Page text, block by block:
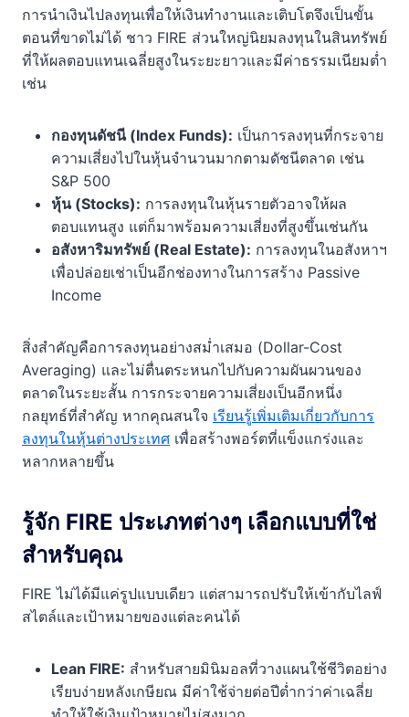
การนำเงินไปลงทุนเพื่อให้เงินทำงานและเติบโตจึงเป็นขั้น
ตอนที่ขาดไม่ได้ ชาว FIRE ส่วนใหญ่นิยมลงทุนในสินทรัพย์
ที่ให้ผลตอบแทนเฉลี่ยสูงในระยะยาวและมีค่าธรรมเนียมต่ำ
เช่น
กองทุนดัชนี (Index Funds): เป็นการลงทุนที่กระจาย
ความเสี่ยงไปในหุ้นจำนวนมากตามดัชนีตลาด เช่น
S&P 500
หุ้น (Stocks): การลงทุนในหุ้นรายตัวอาจให้ผล
ตอบแทนสูง แต่ก็มาพร้อมความเสี่ยงที่สูงขึ้นเช่นกัน
อสังหาริมทรัพย์ (Real Estate): การลงทุนในอสังหาฯ
เพื่อปล่อยเช่าเป็นอีกช่องทางในการสร้าง Passive
Income
สิ่งสำคัญคือการลงทุนอย่างสม่ำเสมอ (Dollar-Cost
Averaging) และไม่ตื่นตระหนกไปกับความผันผวนของ
ตลาดในระยะสั้น การกระจายความเสี่ยงเป็นอีกหนึ่ง
กลยุทธ์ที่สำคัญ หากคุณสนใจ เรียนรู้เพิ่มเติมเกี่ยวกับการ
ลงทุนในหุ้นต่างประเทศ เพื่อสร้างพอร์ตที่แข็งแกร่งและ
หลากหลายขึ้น
รู้จัก FIRE ประเภทต่างๆ เลือกแบบที่ใช่
สำหรับคุณ
FIRE ไม่ได้มีแค่รูปแบบเดียว แต่สามารถปรับให้เข้ากับไลฟ์
สไตล์และเป้าหมายของแต่ละคนได้
Lean FIRE: สำหรับสายมินิมอลที่วางแผนใช้ชีวิตอย่าง
เรียบง่ายหลังเกษียณ มีค่าใช้จ่ายต่อปีต่ำกว่าค่าเฉลี่ย